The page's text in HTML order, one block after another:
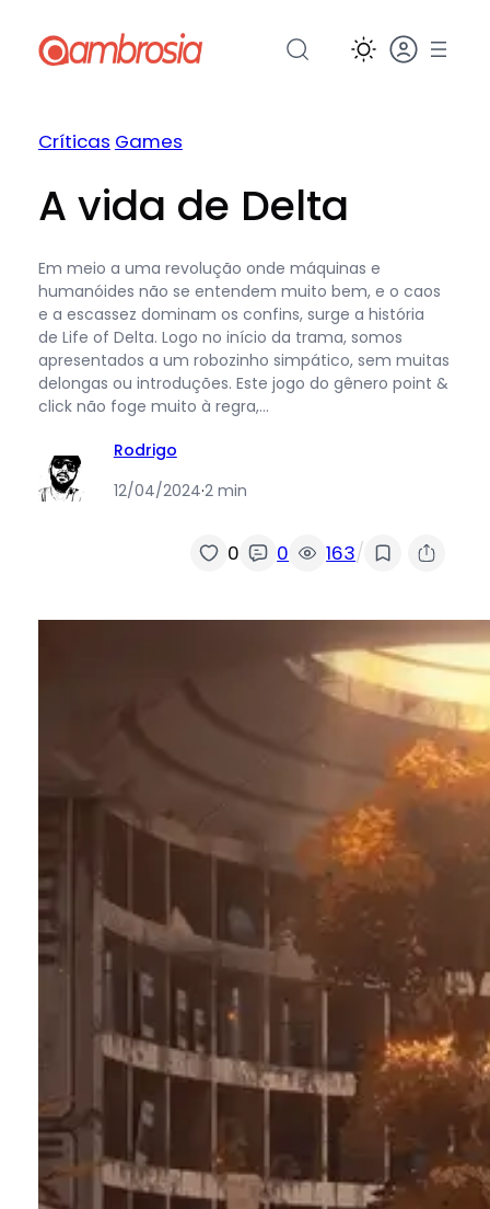
para
Críticas Games
A vida de Delta
Em meio a uma revolução onde máquinas e
humanóides não se entendem muito bem, e o caos
e a escassez dominam os confins, surge a história
de Life of Delta. Logo no início da trama, somos
apresentados a um robozinho simpático, sem muitas
delongas ou introduções. Este jogo do gênero point &
click não foge muito à regra,…
Rodrigo
12/04/2024·2 min
0 0 163/